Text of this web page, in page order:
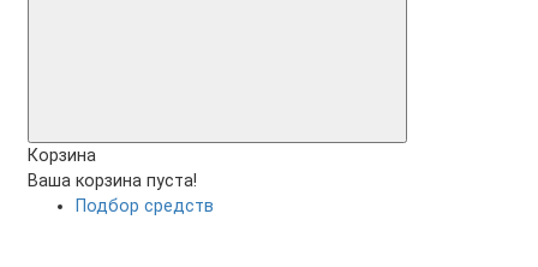
Корзина
Ваша корзина пуста!
Подбор средств